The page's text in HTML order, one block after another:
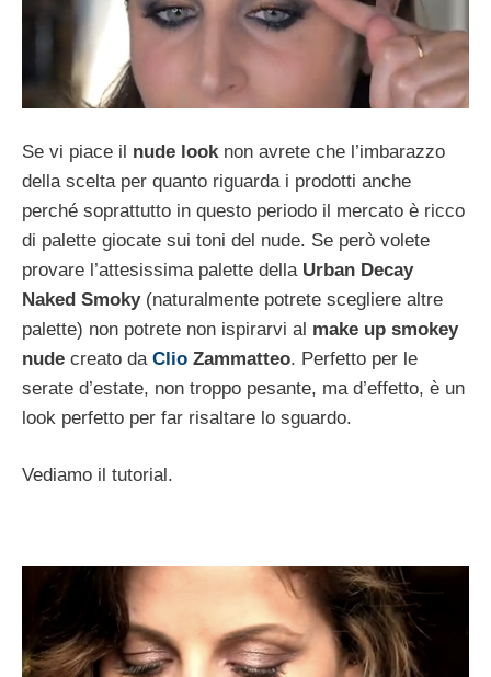
Se vi piace il nude look non avrete che l’imbarazzo
della scelta per quanto riguarda i prodotti anche
perché soprattutto in questo periodo il mercato è ricco
di palette giocate sui toni del nude. Se però volete
provare l’attesissima palette della Urban Decay
Naked Smoky (naturalmente potrete scegliere altre
palette) non potrete non ispirarvi al make up smokey
nude creato da Clio Zammatteo. Perfetto per le
serate d’estate, non troppo pesante, ma d’effetto, è un
look perfetto per far risaltare lo sguardo.
Vediamo il tutorial.